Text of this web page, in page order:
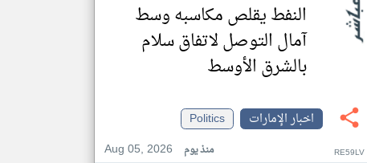
النفط يقلص مكاسبه وسط
آمال التوصل لاتفاق سلام
بالشرق الأوسط
اخبار الإمارات
Politics
Aug 05, 2026
منذ يوم RE59LV